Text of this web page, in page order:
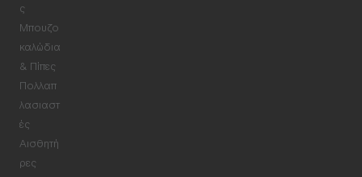
ς
Μπουζο
καλώδια
& Πίπες
Πολλαπ
λασιαστ
ές
Αισθητή
ρες